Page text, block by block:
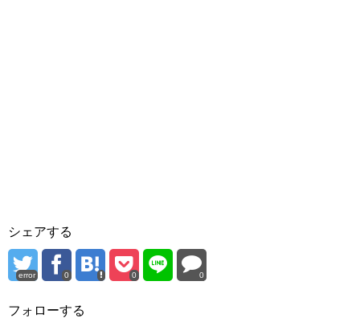
シェアする
error 0 0 0
フォローする